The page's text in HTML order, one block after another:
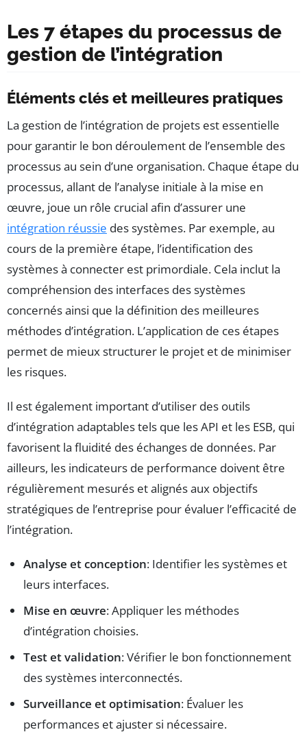
Les 7 étapes du processus de
gestion de l’intégration
Éléments clés et meilleures pratiques
La gestion de l’intégration de projets est essentielle
pour garantir le bon déroulement de l’ensemble des
processus au sein d’une organisation. Chaque étape du
processus, allant de l’analyse initiale à la mise en
œuvre, joue un rôle crucial afin d’assurer une
intégration réussie des systèmes. Par exemple, au
cours de la première étape, l’identification des
systèmes à connecter est primordiale. Cela inclut la
compréhension des interfaces des systèmes
concernés ainsi que la définition des meilleures
méthodes d’intégration. L’application de ces étapes
permet de mieux structurer le projet et de minimiser
les risques.
Il est également important d’utiliser des outils
d’intégration adaptables tels que les API et les ESB, qui
favorisent la fluidité des échanges de données. Par
ailleurs, les indicateurs de performance doivent être
régulièrement mesurés et alignés aux objectifs
stratégiques de l’entreprise pour évaluer l’efficacité de
l’intégration.
Analyse et conception: Identifier les systèmes et
leurs interfaces.
Mise en œuvre: Appliquer les méthodes
d’intégration choisies.
Test et validation: Vérifier le bon fonctionnement
des systèmes interconnectés.
Surveillance et optimisation: Évaluer les
performances et ajuster si nécessaire.